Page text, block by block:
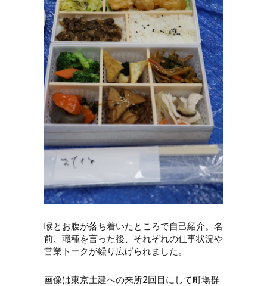
喉とお腹が落ち着いたところで自己紹介。名
前、職種を言った後、それぞれの仕事状況や
営業トークが繰り広げられました。
画像は東京土建への来所2回目にして町場群